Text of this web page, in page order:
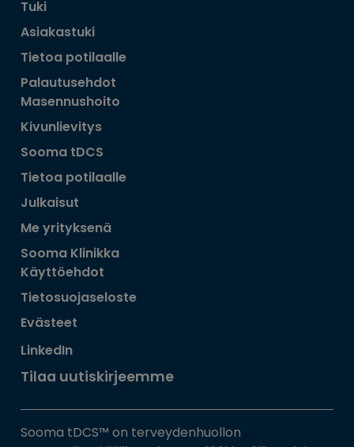
Tuki
Asiakastuki
Tietoa potilaalle
Palautusehdot
Masennushoito
Kivunlievitys
Sooma tDCS
Tietoa potilaalle
Julkaisut
Me yrityksenä
Sooma Klinikka
Käyttöehdot
Tietosuojaseloste
Evästeet
LinkedIn
Tilaa uutiskirjeemme
Sooma tDCS™ on terveydenhuollon